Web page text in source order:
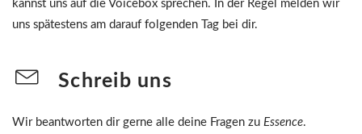
uns spätestens am darauf folgenden Tag bei dir.
Schreib uns
Wir beantworten dir gerne alle deine Fragen zu Essence.